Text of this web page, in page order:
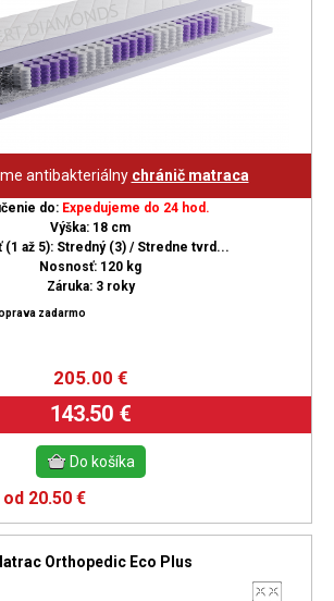
antibakteriálny chránič matraca
do: Expedujeme do 24 hod.
Výška: 18 cm
až 5): Stredný (3) / Stredne tvrd...
Nosnosť: 120 kg
Záruka: 3 roky
zadarmo
205.00 €
143.50 €
20.50 €
Orthopedic Eco Plus